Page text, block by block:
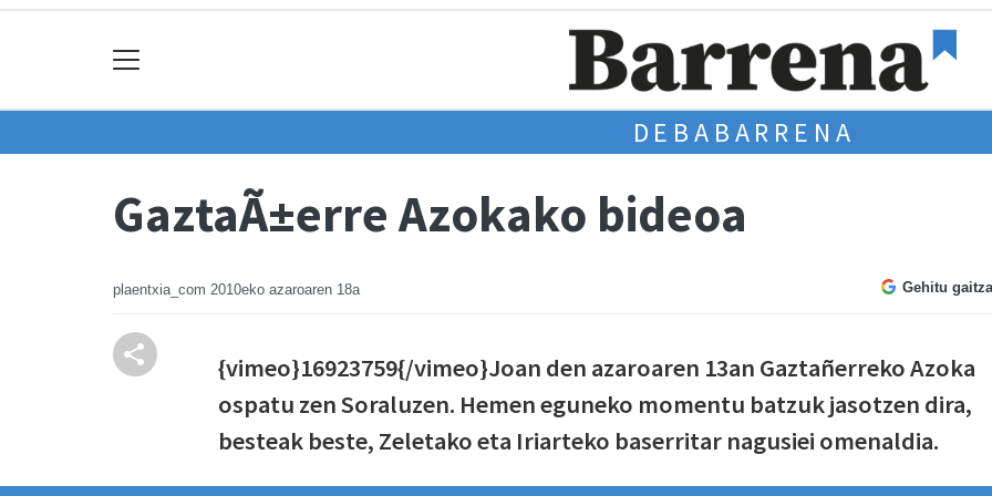
DEBABARRENA
GaztaÃ±erre Azokako bideoa
plaentxia_com 2010eko azaroaren 18a Gehitu
{vimeo}16923759{/vimeo}Joan den azaroaren 13an Gaztañerreko Azoka
ospatu zen Soraluzen. Hemen eguneko momentu batzuk jasotzen dira,
besteak beste, Zeletako eta Iriarteko baserritar nagusiei omenaldia.